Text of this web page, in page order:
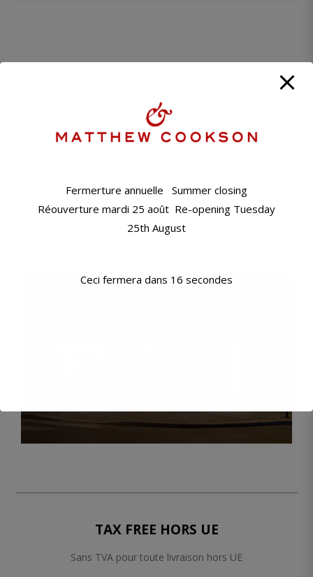
UNE QUESTION ?
BOUTIQUE MATTHEW COOKSON
+33 1 45 48 57 26
11H00 – 19H00 DU MARDI AU SAMEDI
FERMERTURE ANNUELLE: SOIR DU VENDREDI 7 AOÛT,
RÉOUVERTURE MARDI 25 AOÛT
TAX FREE HORS UE
Sans TVA pour toute livraison hors UE
Fermerture annuelle Summer closing
Réouverture mardi 25 août Re-opening Tuesday
25th August
Ceci fermera dans 15 secondes